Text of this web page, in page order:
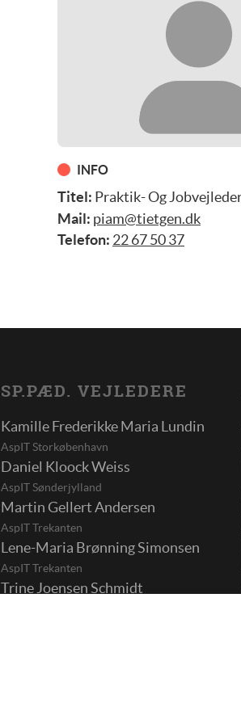
INFO
Titel: Praktik- Og
Mail: piam@tietgen.dk
Telefon: 22 67 50 37
SP.PÆD. VEJLEDERE
Kamille Frederikke Maria Lundin
AspIT Storkøbenhavn
Daniel Kloock Weiss
AspIT Sønderjylland
Martin Gellert Andersen
AspIT Trekanten
Lene-Maria Brønning Simonsen
AspIT Trekanten
Trine Joensen Schmidt